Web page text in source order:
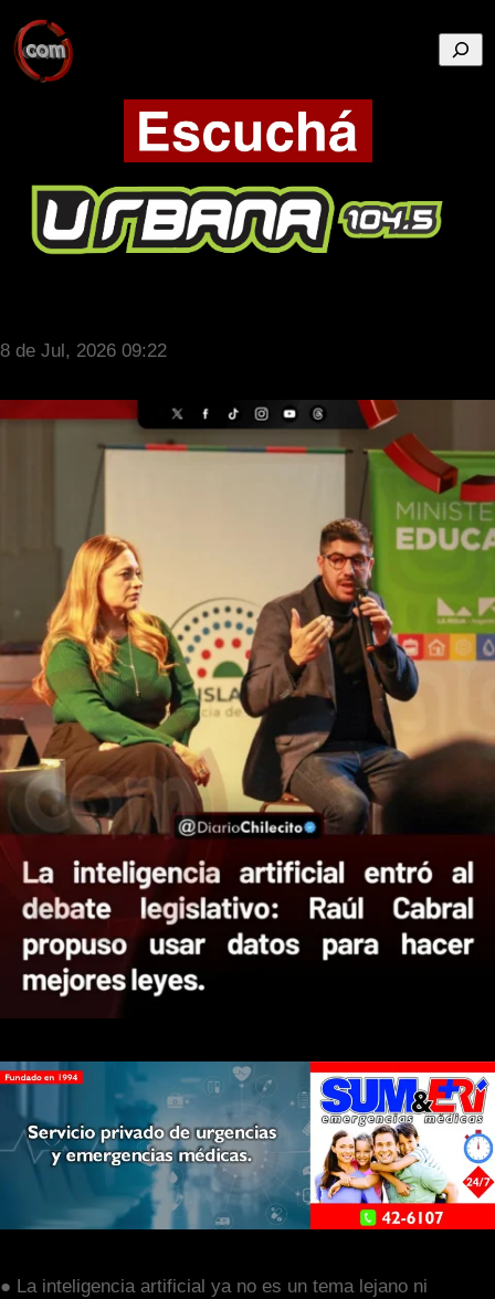
8 de Jul, 2026 09:22
● La inteligencia artificial ya no es un tema lejano ni